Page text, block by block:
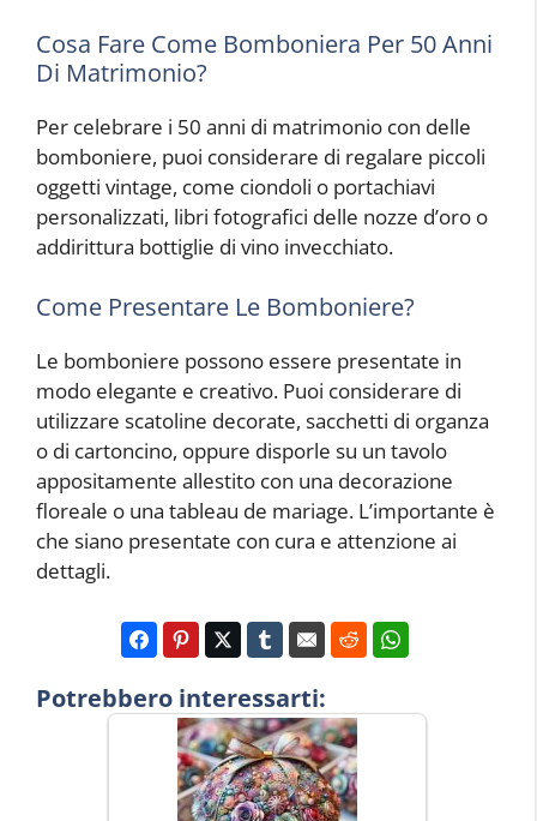
Cosa Fare Come Bomboniera Per 50 Anni
Di Matrimonio?
Per celebrare i 50 anni di matrimonio con delle
bomboniere, puoi considerare di regalare piccoli
oggetti vintage, come ciondoli o portachiavi
personalizzati, libri fotografici delle nozze d’oro o
addirittura bottiglie di vino invecchiato.
Come Presentare Le Bomboniere?
Le bomboniere possono essere presentate in
modo elegante e creativo. Puoi considerare di
utilizzare scatoline decorate, sacchetti di organza
o di cartoncino, oppure disporle su un tavolo
appositamente allestito con una decorazione
floreale o una tableau de mariage. L’importante è
che siano presentate con cura e attenzione ai
dettagli.
Potrebbero interessarti: